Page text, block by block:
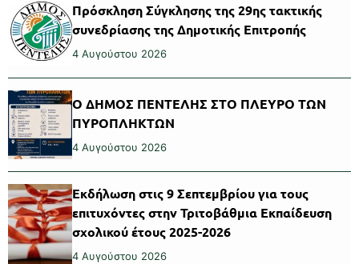
Πρόσκληση Σύγκλησης της 29ης τακτικής
συνεδρίασης της Δημοτικής Επιτροπής
4 Αυγούστου 2026
Ο ΔΗΜΟΣ ΠΕΝΤΕΛΗΣ ΣΤΟ ΠΛΕΥΡΟ ΤΩΝ
ΠΥΡΟΠΛΗΚΤΩΝ
4 Αυγούστου 2026
Εκδήλωση στις 9 Σεπτεμβρίου για τους
επιτυχόντες στην Τριτοβάθμια Εκπαίδευση
σχολικού έτους 2025-2026
4 Αυγούστου 2026